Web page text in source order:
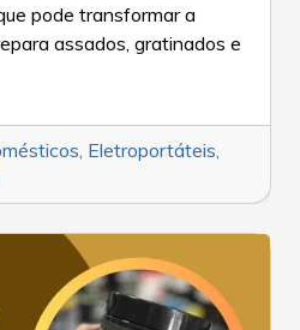
pode transformar a
assados, gratinados e
Eletroportáteis